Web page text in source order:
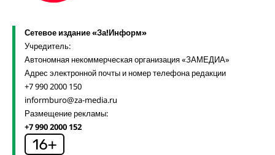
Сетевое издание «За!Информ»
Учредитель:
Автономная некоммерческая организация «ЗАМЕДИА»
Адрес электронной почты и номер телефона редакции
+7 990 2000 150
informburo@za-media.ru
Размещение рекламы:
+7 990 2000 152